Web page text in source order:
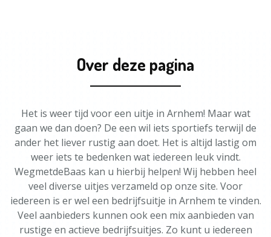
Over deze pagina
Het is weer tijd voor een uitje in Arnhem! Maar wat
gaan we dan doen? De een wil iets sportiefs terwijl de
ander het liever rustig aan doet. Het is altijd lastig om
weer iets te bedenken wat iedereen leuk vindt.
WegmetdeBaas kan u hierbij helpen! Wij hebben heel
veel diverse uitjes verzameld op onze site. Voor
iedereen is er wel een bedrijfsuitje in Arnhem te vinden.
Veel aanbieders kunnen ook een mix aanbieden van
rustige en actieve bedrijfsuitjes. Zo kunt u iedereen